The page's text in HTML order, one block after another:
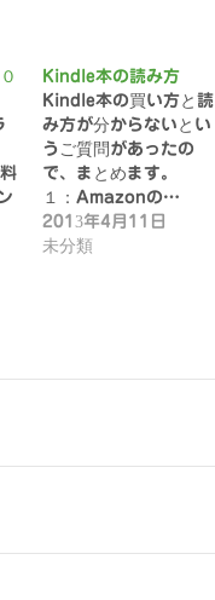
Kindle本の読み方
Kindle本の買い方と読
み方が分からないとい
うご質問があったの
で、まとめます。
１：Amazonの…
2013年4月11日
未分類